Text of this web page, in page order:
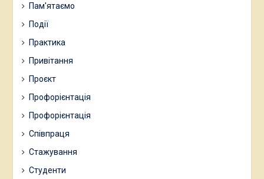
Пам'ятаємо
Події
Практика
Привітання
Проєкт
Профорієнтація
Профорієнтація
Співпраця
Стажування
Студенти